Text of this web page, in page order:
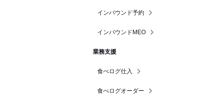
インバウンド予約
インバウンドMEO
業務支援
食べログ仕入
食べログオーダー